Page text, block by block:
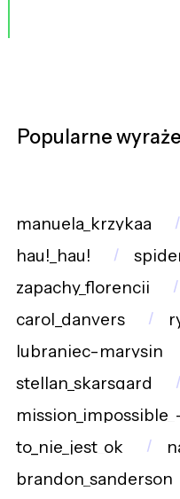
Popularne
manuela_krzykaa
hau!_hau!
zapachy_florencji
carol_danvers
lubraniec-marysin
stellan_skarsgard
to_nie_jest_ok
brandon_sanderson